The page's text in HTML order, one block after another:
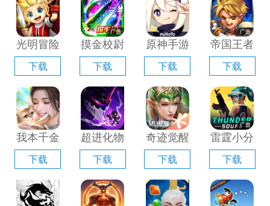
光明冒险
电脑版
「含模拟
器」
下载
摸金校尉
之伏魔殿
电脑版
「含模拟
器」
下载
原神手游
电脑版
「含模拟
器」
下载
帝国王者
归来电脑
版「含模
拟器」
下载
我本千金
手游电脑
版「含模
拟器」
下载
超进化物
语2电脑
版「含模
拟器」
下载
奇迹觉醒
电脑版
「含模拟
器」
下载
雷霆小分
队电脑版
「含模拟
器」
下载